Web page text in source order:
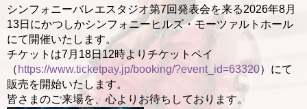
シンフォニーバレエスタジオ第7回発表会を来る2026年8月
13日にかつしかシンフォニーヒルズ・モーツァルトホール
にて開催いたします。
チケットは7月18日12時よりチケットペイ
（ https://www.ticketpay.jp/booking/?event_id=63320）にて
販売を開始いたします。
皆さまのご来場を、心よりお待ちしております。